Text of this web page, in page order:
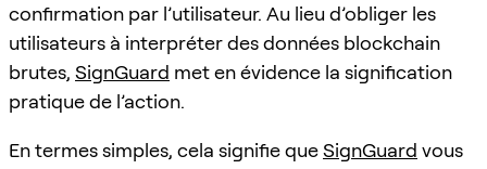
confirmation par l’utilisateur. Au lieu d’obliger les
utilisateurs à interpréter des données blockchain
brutes, SignGuard met en évidence la signification
pratique de l’action.
En termes simples, cela signifie queSignGuard vous